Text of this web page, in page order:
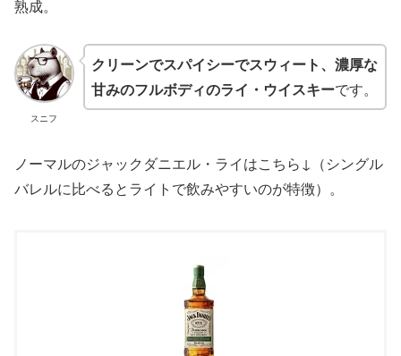
熟成。
スニフ
クリーンでスパイシーでスウィート、濃厚な
甘みのフルボディのライ・ウイスキーです。
ノーマルのジャックダニエル・ライはこちら↓（シングル
バレルに比べるとライトで飲みやすいのが特徴）。